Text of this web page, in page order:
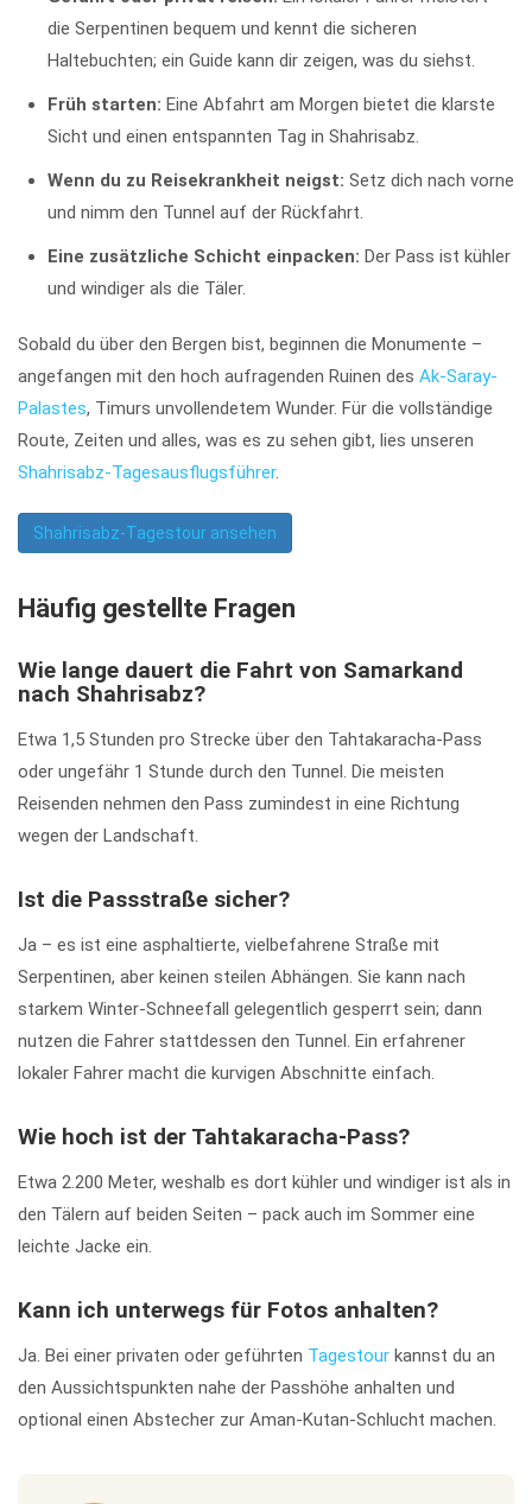
die Serpentinen bequem und kennt die sicheren
Haltebuchten; ein Guide kann dir zeigen, was du siehst.
Früh starten: Eine Abfahrt am Morgen bietet die klarste
Sicht und einen entspannten Tag in Shahrisabz.
Wenn du zu Reisekrankheit neigst: Setz dich nach vorne
und nimm den Tunnel auf der Rückfahrt.
Eine zusätzliche Schicht einpacken: Der Pass ist kühler
und windiger als die Täler.
Sobald du über den Bergen bist, beginnen die Monumente –
angefangen mit den hoch aufragenden Ruinen des Ak-Saray-
Palastes, Timurs unvollendetem Wunder. Für die vollständige
Route, Zeiten und alles, was es zu sehen gibt, lies unseren
Shahrisabz-Tagesausflugsführer.
Shahrisabz-Tagestour ansehen
Häufig gestellte Fragen
Wie lange dauert die Fahrt von Samarkand
nach Shahrisabz?
Etwa 1,5 Stunden pro Strecke über den Tahtakaracha-Pass
oder ungefähr 1 Stunde durch den Tunnel. Die meisten
Reisenden nehmen den Pass zumindest in eine Richtung
wegen der Landschaft.
Ist die Passstraße sicher?
Ja – es ist eine asphaltierte, vielbefahrene Straße mit
Serpentinen, aber keinen steilen Abhängen. Sie kann nach
starkem Winter-Schneefall gelegentlich gesperrt sein; dann
nutzen die Fahrer stattdessen den Tunnel. Ein erfahrener
lokaler Fahrer macht die kurvigen Abschnitte einfach.
Wie hoch ist der Tahtakaracha-Pass?
Etwa 2.200 Meter, weshalb es dort kühler und windiger ist als in
den Tälern auf beiden Seiten – pack auch im Sommer eine
leichte Jacke ein.
Kann ich unterwegs für Fotos anhalten?
Ja. Bei einer privaten oder geführten Tagestour kannst du an
den Aussichtspunkten nahe der Passhöhe anhalten und
optional einen Abstecher zur Aman-Kutan-Schlucht machen.